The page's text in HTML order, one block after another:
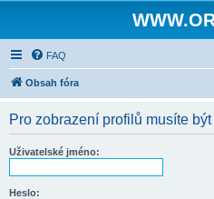
FAQ
Obsah fóra
Pro zobrazení profilů musíte
Uživatelské jméno:
Heslo: